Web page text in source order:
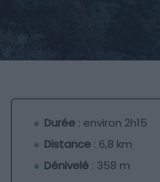
Durée : environ 2h15
Distance : 6,8 km
Dénivelé : 358 m